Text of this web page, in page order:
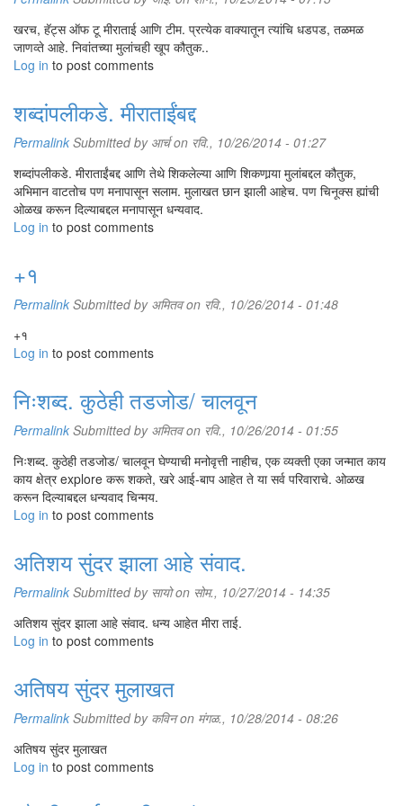
अंधमित्रांनी जगण्यातला रोजचा संघर्ष सोसण्याचं मला बळ दिलं. नवनवी शैक्षणिक
उपकरणं बनवण्याचं कसब मी तिथे आत्मसात केलं. कसल्याही कामाची लाज बाळगायची
नाही, हे मी तिथे शिकले. शाळेतल्या मुलांनी मला ब्रेल लिपी शिकवली होती. खूप क्षमाशील
वृत्तीनं त्यांनी मला शिकवलं.
आपण कोणासाठी आणि काय काम करायचं, याचा फारसा विचार करावा लागला नाही.
दरवर्षी 'निवांत'ला दीडदोनशे मुलं येतात. संस्थेत प्रवेशाचे निकष काय?
'निवांत' ही शाळा नाही. हे कॉलेजही नाही. इथे येण्यासाठी रजिस्ट्रेशन करावं लागत
नाही. इथे प्रवेशपरीक्षा किंवा फी नाही. प्रवेशासाठी निकष कुठले? तर, विद्यार्थी दहावी
झालेला असावा, तो गरजवंत असावा. त्याला शिकण्याची पुरेपूर इच्छा असावी. हवे ते कष्ट
उपसून आयुष्यात काहीतरी भरभक्कम करून दाखवण्याची जिद्द त्याच्या ठायी असली
आणि हे विद्यार्थी 'निवांत'शी जोडण्याचं काम इथून बाहेर पडलेले विद्यार्थीच करतात.
अकरावीतले विद्यार्थी दहावीच्या नव्या बॅचच्या विद्यार्थ्यांना 'निवांत'बद्दल खूप माहिती देतात.
दहावीच्या परीक्षेनंतर पुण्यातल्या चारही अंधशाळांमधले विद्यार्थी-विद्यार्थिनी आपापल्या
ज्युनियरांना घेऊन येतात. अंधशाळांचे मुख्याध्यापक आणि संचालकही विद्यार्थ्यांना
'निवांत'बद्दल माहिती देतात आणि बस भरभरून विद्यार्थी आमच्याकडे पाठवतात.
खरच, हॅट्स ऑफ टू मीराताई आणि टीम. प्रत्येक वाक्यातून त्यांचि धडपड, तळमळ
जाणव्ते आहे. निवांतच्या मुलांचही खूप कौतुक..
Log in to post comments
शब्दांपलीकडे. मीराताईंबद्द
Permalink Submitted by आर्चon रवि., 10/26/2014 - 01:27
शब्दांपलीकडे. मीराताईंबद्द आणि तेथे शिकलेल्या आणि शिकणार्‍या मुलांबद्दल कौतुक,
अभिमान वाटतोच पण मनापासून सलाम. मुलाखत छान झाली आहेच. पण चिनूक्स ह्यांची
ओळख करून दिल्याबद्दल मनापासून धन्यवाद.
Log in to post comments
+१
Permalink Submitted by अमितवon रवि., 10/26/2014 - 01:48
+१
Log in to post comments
निःशब्द. कुठेही तडजोड/ चालवून
Permalink Submitted by अमितवon रवि., 10/26/2014 - 01:55
निःशब्द. कुठेही तडजोड/ चालवून घेण्याची मनोवृत्ती नाहीच, एक व्यक्ती एका जन्मात काय
काय क्षेत्र explore करू शकते, खरे आई-बाप आहेत ते या सर्व परिवाराचे. ओळख
करून दिल्याबद्दल धन्यवाद चिन्मय.
Log in to post comments
अतिशय सुंदर झाला आहे संवाद.
Permalink Submitted by सायोon सोम., 10/27/2014 - 14:35
अतिशय सुंदर झाला आहे संवाद. धन्य आहेत मीरा ताई.
Log in to post comments
अतिषय सुंदर मुलाखत
Permalink Submitted by कविनon मंगळ., 10/28/2014 - 08:26
अतिषय सुंदर मुलाखत
Log in to post comments